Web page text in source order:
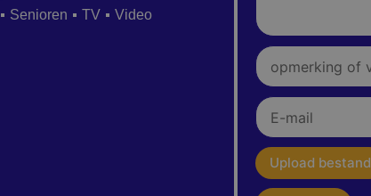
Senioren TV Video
Opmerking
of
vraag:
E-
mail
upload
Upload bestand